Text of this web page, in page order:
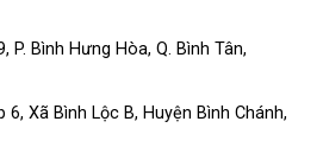
P. Bình Hưng Hòa, Q. Bình Tân,
6, Xã Bình Lộc B, Huyện Bình Chánh,